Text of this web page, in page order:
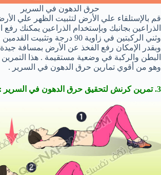
حرق الدهون في السرير
قم بالإستلقاء علي الأرض لتثبيت الظهر علي
الذراعين بجانبك وبإستخدام الذراعين يمكنك رفع
وثني الركبتين في زاوية 90 درجة
وبقدر الإمكان رفع الفخذ عن الأرض بمسافة
البطن والركبة في وضعية مستقيمة . هذا التمرين
وهو من أقوي تمارين حرق الدهون في السرير .
3. تمرين كرنش لتحقيق حرق الدهون في السرير :